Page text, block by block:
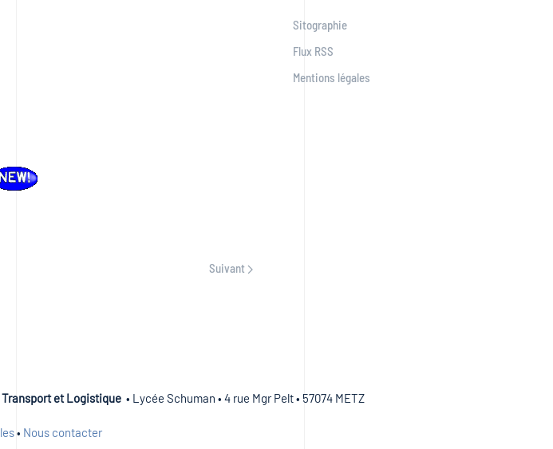
Suivant
Sitographie
Flux RSS
Mentions légales
et Logistique • Lycée Schuman • 4 rue Mgr Pelt • 57074 METZ
• Nous contacter